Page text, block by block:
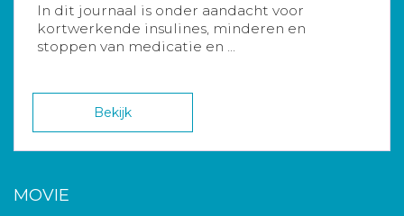
In dit journaal is onder aandacht voor
kortwerkende insulines, minderen en
stoppen van medicatie en ...
Bekijk
MOVIE